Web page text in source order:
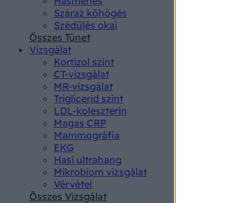
Száraz köhögés
Szédülés okai
Összes Tünet
Vizsgálat
Kortizol szint
CT-vizsgálat
MR-vizsgálat
Triglicerid szint
LDL-koleszterin
Magas CRP
Mammográfia
EKG
Hasi ultrahang
Mikrobiom vizsgálat
Vérvétel
Összes Vizsgálat